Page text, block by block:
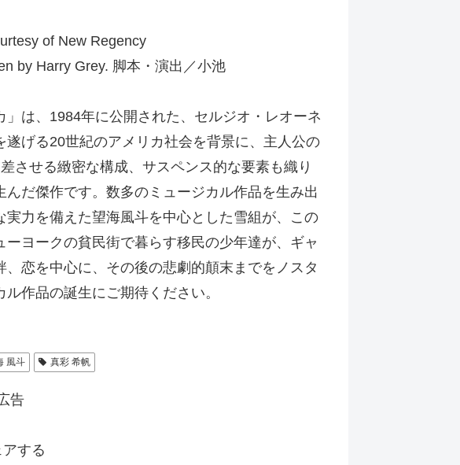
of New Regency
by Harry Grey. 脚本・演出／小池
」は、1984年に公開された、セルジオ・レオーネ
げる20世紀のアメリカ社会を背景に、主人公の
させる緻密な構成、サスペンス的な要素も織り
だ傑作です。数多のミュージカル作品を生み出
力を備えた望海風斗を中心とした雪組が、この
ヨークの貧民街で暮らす移民の少年達が、ギャ
恋を中心に、その後の悲劇的顛末までをノスタ
作品の誕生にご期待ください。
風斗 真彩 希帆
告
アする